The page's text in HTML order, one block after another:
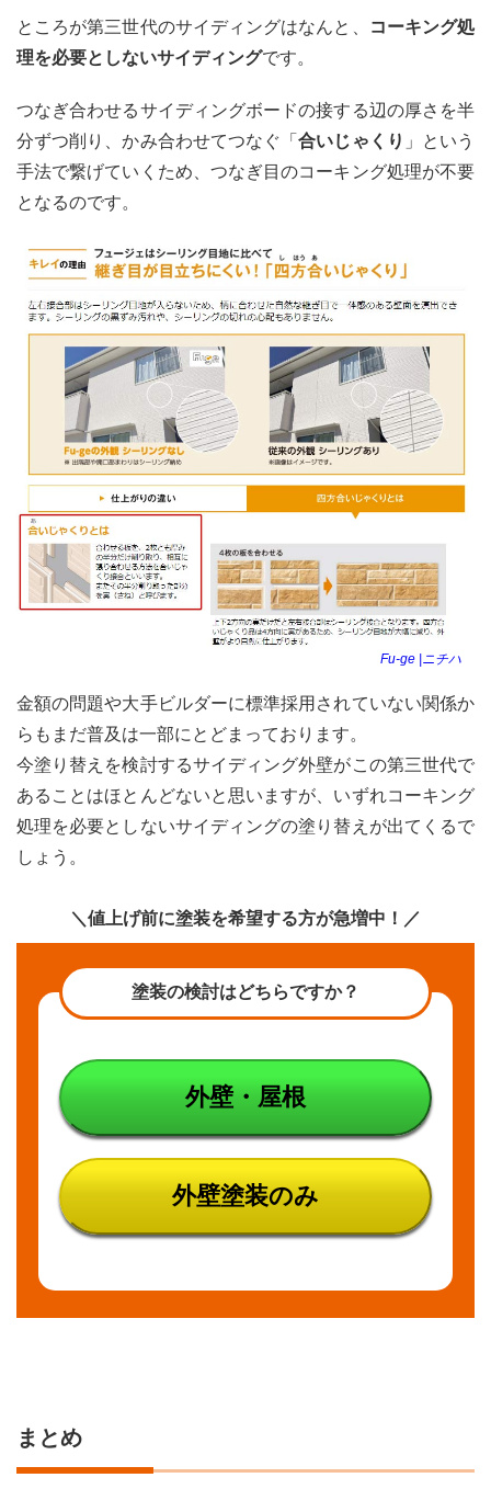
ところが第三世代のサイディングはなんと、
コーキング処
理を必要としないサイディングです。
つなぎ合わせるサイディングボードの接する辺の厚さを半
分ずつ削り、かみ合わせてつなぐ「合いじゃくり 」という
手法で繋げていくため、つなぎ目のコーキング処理が不要
となるのです。
Fu-ge |ニチハ
金額の問題や大手ビルダーに標準採用されていない関係か
らもまだ普及は一部にとどまっております。
今塗り替えを検討するサイディング外壁がこの第三世代で
あることはほとんどないと思いますが、いずれコーキング
処理を必要としないサイディングの塗り替えが出てくるで
しょう。
＼値上げ前に塗装を希望する方が急増中！／
塗装の検討はどちらですか？
外壁・屋根
外壁塗装のみ
まとめ